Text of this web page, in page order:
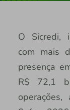
O Sicredi,
com mais
presença
R$ 72,1